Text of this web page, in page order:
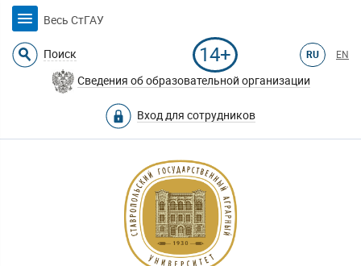
Весь СтГАУ
Поиск 14+ RU EN
Сведения об образовательной организации
Вход для сотрудников